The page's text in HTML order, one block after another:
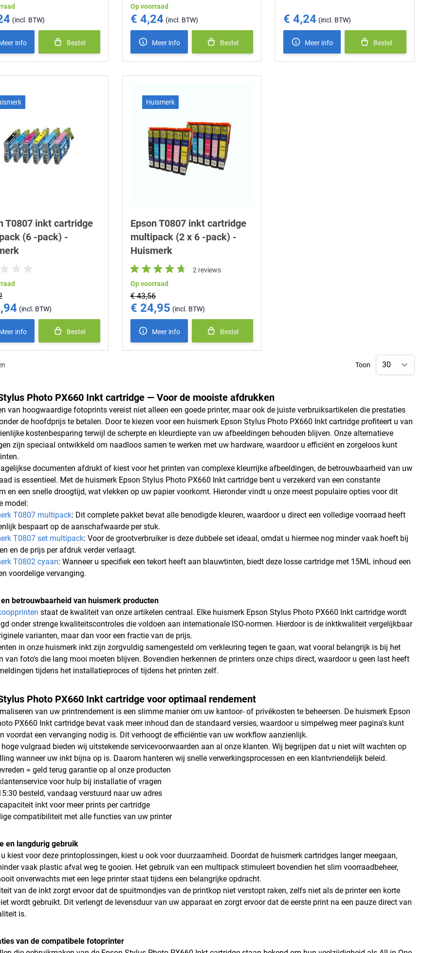
info Bestel
Op voorraad
€ 4,24
Meer info Bestel
€ 4,24
Meer info Bestel
T0807 inkt cartridge
(6 -pack) -
info Bestel
Huismerk
Epson T0807 inkt cartridge
multipack (2 x 6 -pack) -
Huismerk
2 reviews
Op voorraad
€ 43,56
Special Price
€ 24,95
Meer info Bestel
Toon
Photo PX660 Inkt cartridge — Voor de mooiste afdrukken
van hoogwaardige fotoprints vereist niet alleen een goede printer, maar ook de juiste verbruiksartikelen die prestaties
de hoofdprijs te betalen. Door te kiezen voor een huismerk Epson Stylus Photo PX660 Inkt cartridge profiteert u van
kostenbesparing terwijl de scherpte en kleurdiepte van uw afbeeldingen behouden blijven. Onze alternatieve
zijn speciaal ontwikkeld om naadloos samen te werken met uw hardware, waardoor u efficiënt en zorgeloos kunt
documenten afdrukt of kiest voor het printen van complexe kleurrijke afbeeldingen, de betrouwbaarheid van uw
is essentieel. Met de huismerk Epson Stylus Photo PX660 Inkt cartridge bent u verzekerd van een constante
en een snelle droogtijd, wat vlekken op uw papier voorkomt. Hieronder vindt u onze meest populaire opties voor dit
model:
T0807 multipack: Dit complete pakket bevat alle benodigde kleuren, waardoor u direct een volledige voorraad heeft
bespaart op de aanschafwaarde per stuk.
T0807 set multipack: Voor de grootverbruiker is deze dubbele set ideaal, omdat u hiermee nog minder vaak hoeft bij
en de prijs per afdruk verder verlaagt.
T0802 cyaan: Wanneer u specifiek een tekort heeft aan blauwtinten, biedt deze losse cartridge met 15ML inhoud een
voordelige vervanging.
betrouwbaarheid van huismerk producten
staat de kwaliteit van onze artikelen centraal. Elke huismerk Epson Stylus Photo PX660 Inkt cartridge wordt
onder strenge kwaliteitscontroles die voldoen aan internationale ISO-normen. Hierdoor is de inktkwaliteit vergelijkbaar
varianten, maar dan voor een fractie van de prijs.
in onze huismerk inkt zijn zorgvuldig samengesteld om verkleuring tegen te gaan, wat vooral belangrijk is bij het
van foto's die lang mooi moeten blijven. Bovendien herkennen de printers onze chips direct, waardoor u geen last heeft
tijdens het installatieproces of tijdens het printen zelf.
Photo PX660 Inkt cartridge voor optimaal rendement
van uw printrendement is een slimme manier om uw kantoor- of privékosten te beheersen. De huismerk Epson
PX660 Inkt cartridge bevat vaak meer inhoud dan de standaard versies, waardoor u simpelweg meer pagina's kunt
voordat een vervanging nodig is. Dit verhoogt de efficiëntie van uw workflow aanzienlijk.
hoge vulgraad bieden wij uitstekende servicevoorwaarden aan al onze klanten. Wij begrijpen dat u niet wilt wachten op
wanneer uw inkt bijna op is. Daarom hanteren wij snelle verwerkingsprocessen en een klantvriendelijk beleid.
= geld terug garantie op al onze producten
voor hulp bij installatie of vragen
besteld, vandaag verstuurd naar uw adres
inkt voor meer prints per cartridge
compatibiliteit met alle functies van uw printer
en langdurig gebruik
kiest voor deze printoplossingen, kiest u ook voor duurzaamheid. Doordat de huismerk cartridges langer meegaan,
vaak plastic afval weg te gooien. Het gebruik van een multipack stimuleert bovendien het slim voorraadbeheer,
onverwachts met een lege printer staat tijdens een belangrijke opdracht.
van de inkt zorgt ervoor dat de spuitmondjes van de printkop niet verstopt raken, zelfs niet als de printer een korte
wordt gebruikt. Dit verlengt de levensduur van uw apparaat en zorgt ervoor dat de eerste print na een pauze direct van
is.
van de compatibele fotoprinter